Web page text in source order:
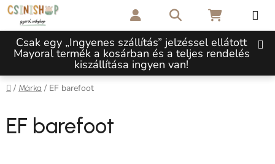
Ugrás a fő tartalomhoz
Csak egy „Ingyenes szállítás” jelzéssel ellátott
Mayoral termék a kosárban és a teljes rendelés
kiszállítása ingyen van!
KeresésKOSÁR
Kezdőlap
/ Márka / EF barefoot
EF barefoot